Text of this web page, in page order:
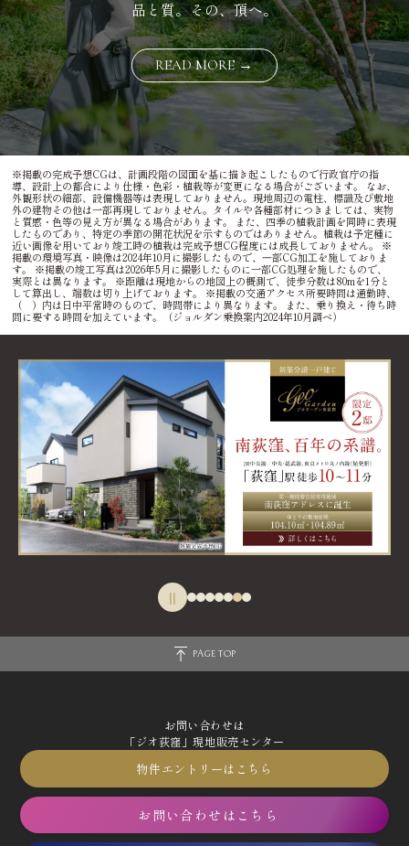
品と質。その、頂へ。
READ MORE →
※掲載の完成予想CGは、計画段階の図面を基に描き起こしたもので行政官庁の指
導、設計上の都合により仕様・色彩・植栽等が変更になる場合がございます。 なお、
外観形状の細部、設備機器等は表現しておりません。現地周辺の電柱、標識及び敷地
外の建物その他は一部再現しておりません。タイルや各種部材につきましては、実物
と質感・色等の見え方が異なる場合があります。 また、四季の植栽計画を同時に表現
したものであり、特定の季節の開花状況を示すものではありません。植栽は予定種に
近い画像を用いており竣工時の植栽は完成予想CG程度には成長しておりません。 ※
掲載の環境写真・映像は2024年10月に撮影したもので、⼀部CG加⼯を施しておりま
す。 ※掲載の竣工写真は2026年5月に撮影したものに一部CG処理を施したもので、
実際とは異なります。 ※距離は現地からの地図上の概測で、徒歩分数は80mを1分と
して算出し、端数は切り上げております。 ※掲載の交通アクセス所要時間は通勤時、
（ ）内は日中平常時のもので、時間帯により異なります。 また、乗り換え・待ち時
間に要する時間を加えています。（ジョルダン乗換案内2024年10月調べ）
||
PAGE TOP
お問い合わせは
「ジオ荻窪」現地販売センター
物件エントリーはこちら
お問い合わせはこちら